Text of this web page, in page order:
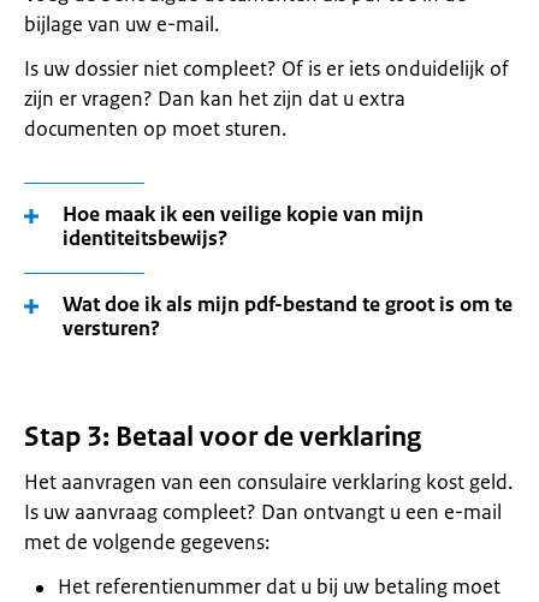
bijlage van uw e-mail.
Is uw dossier niet compleet? Of is er iets onduidelijk of
zijn er vragen? Dan kan het zijn dat u extra
documenten op moet sturen.
Hoe maak ik een veilige kopie van mijn
identiteitsbewijs?
Wat doe ik als mijn pdf-bestand te groot is om te
versturen?
Stap 3: Betaal voor de verklaring
Het aanvragen van een consulaire verklaring kost geld.
Is uw aanvraag compleet? Dan ontvangt u een e-mail
met de volgende gegevens:
Het referentienummer dat u bij uw betaling moet